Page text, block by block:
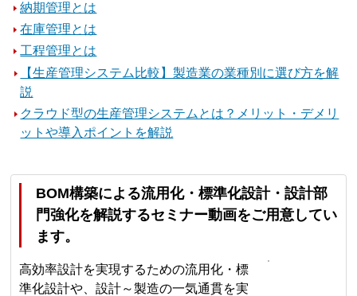
納期管理とは
在庫管理とは
工程管理とは
【生産管理システム比較】製造業の業種別に選び方を解
説
クラウド型の生産管理システムとは？メリット・デメリ
ットや導入ポイントを解説
BOM構築による流用化・標準化設計・設計部
門強化を解説するセミナー動画をご用意してい
ます。
高効率設計を実現するための流用化・標
準化設計や、設計～製造の一気通貫を実